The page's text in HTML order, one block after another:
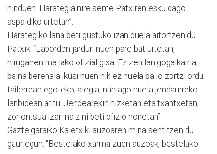
ninduen. Harategia nire seme Patxiren esku dago
aspaldiko urtetan”.
Harategiko lana beti gustuko izan duela aitortzen du
Patxik. “Laborden jardun nuen pare bat urtetan,
hirugarren mailako ofizial gisa. Ez zen lan gogaikarria,
baina berehala ikusi nuen nik ez nuela balio zortzi ordu
tailerrean egoteko; alegia, nahiago nuela jendaurreko
lanbidean aritu. Jendearekin hizketan eta txantxetan,
zoriontsua izan naiz ni beti ofizio honetan”.
Gazte garaiko Kaletxiki auzoaren mina sentitzen du
gaur egun. “Bestelako xarma zuen auzoak, bestelako